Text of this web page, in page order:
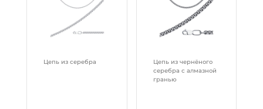
Цепь из серебра
Цепь из чернёного
серебра с алмазной
гранью